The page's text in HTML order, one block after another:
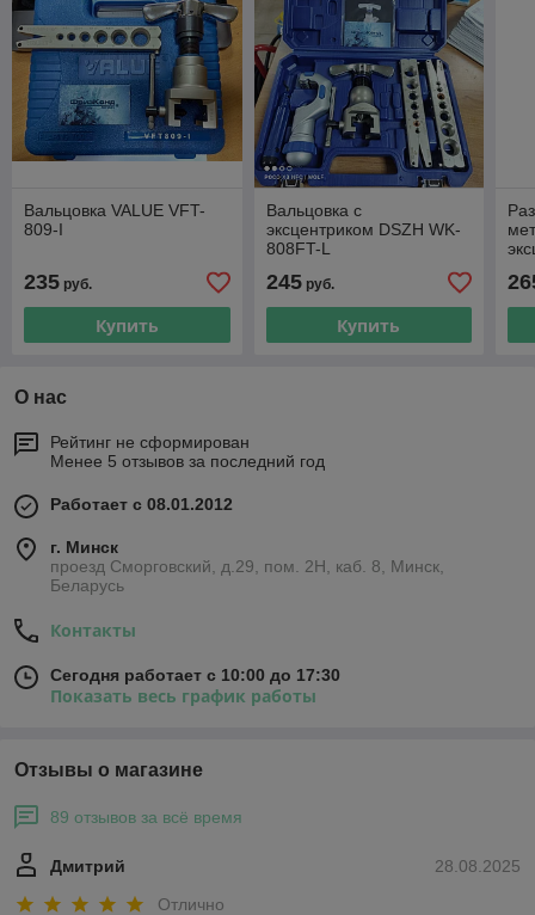
Вальцовка VALUE VFT-
809-I
235 руб.
Купить
Вальцовка с
эксцентриком DSZH WK-
808FT-L
245руб.
Купить
О нас
Рейтинг не сформирован
Менее 5 отзывов за последний год
Работает с 08.01.2012
г. Минск
проезд Сморговский, д.29, пом. 2Н, каб. 8, Минск,
Беларусь
Контакты
Сегодня работает с 10:00 до 17:30
Показать весь график работы
Отзывы о магазине
89 отзывов за всё время
28.08.2025
Дмитрий
Отлично